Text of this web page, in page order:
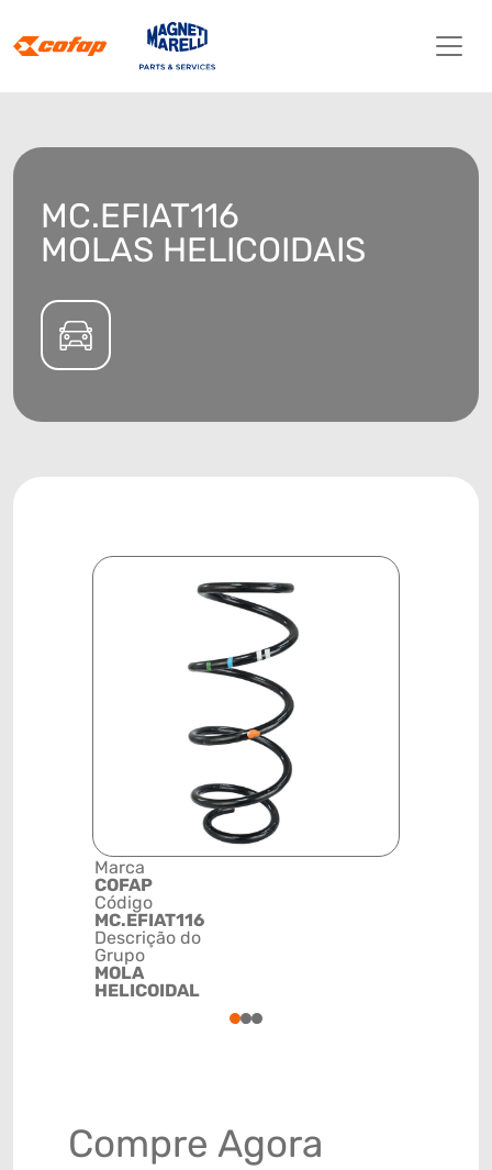
MC.EFIAT116
MOLAS HELICOIDAIS
Marca
COFAP
Código
MC.EFIAT116
Descrição do
Grupo
MOLA
HELICOIDAL
123
Compre Agora